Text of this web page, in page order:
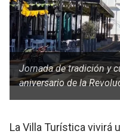
Jornada de tradición y
aniversario de la
La Villa Turística vivirá